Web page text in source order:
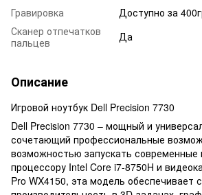
Гравировка
Доступно за
Сканер отпечатков
пальцев
Да
Описание
Игровой ноутбук Dell Precision 7730
Dell Precision 7730 – мощный и
сочетающий профессиональные
возможностью запускать современные
процессору Intel Core i7-8750H и
Pro WX4150, эта модель обеспечивает